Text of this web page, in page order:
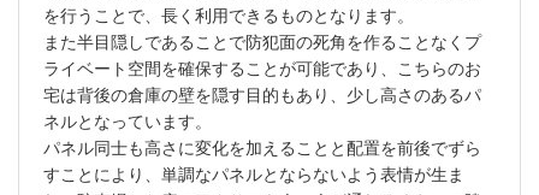
を行うことで、長く利用できるものとなります。
また半目隠しであることで防犯面の死角を作ることなくプ
ライベート空間を確保することが可能であり、こちらのお
宅は背後の倉庫の壁を隠す目的もあり、少し高さのあるパ
ネルとなっています。
パネル同士も高さに変化を加えることと配置を前後でずら
すことにより、単調なパネルとならないよう表情が生ま